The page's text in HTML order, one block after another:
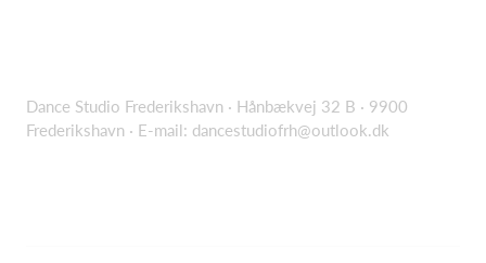
Dance Studio Frederikshavn · Hånbækvej 32 B · 9900
Frederikshavn · E-mail: dancestudiofrh@outlook.dk